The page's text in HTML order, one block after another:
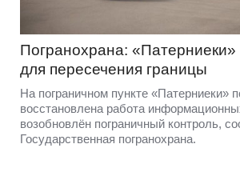
Погранохрана: «Патерниеки»
для пересечения границы
На пограничном пункте «Патерниеки»
восстановлена работа
возобновлён пограничный контроль,
Государственная погранохрана.